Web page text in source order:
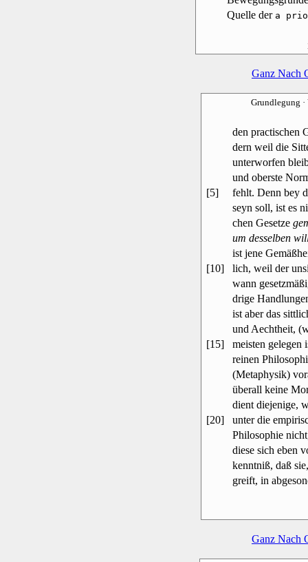
Quelle der a
Ganz Nach
Grundlegung
den practischen
dern weil die
unterworfen
und oberste
[5]
fehlt. Denn bey
seyn soll, ist es
chen Gesetze
um desselben
ist jene
[10]
lich, weil der
wann
drige
ist aber das
und Aechtheit,
[15]
meisten gelegen
reinen
(Metaphysik)
überall keine
dient diejenige,
[20]
unter die
Philosophie
diese sich eben
kenntniß, daß
greift, in
Ganz Nach